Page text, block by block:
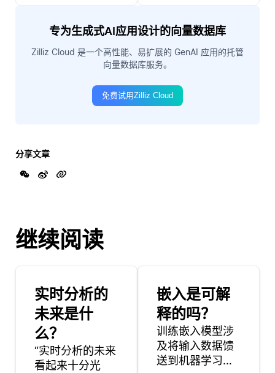
专为生成式AI应用设计的向量数据库
Zilliz Cloud 是一个高性能、易扩展的 GenAI 应用的托管
向量数据库服务。
免费试用Zilliz Cloud
分享文章
继续阅读
实时分析的
未来是什
么？
“实时分析的未来
看起来十分光
嵌入是可解
释的吗？
训练嵌入模型涉
及将输入数据馈
送到机器学习模